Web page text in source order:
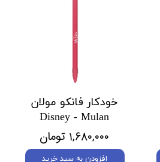
خودکار فانکو مولان
Disney - Mulan
۱,۶۸۰,۰۰۰ تومان
افزودن به سبد خرید